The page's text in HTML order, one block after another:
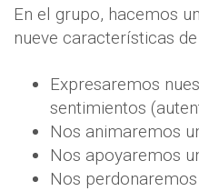
En el grupo, hacemos
nueve características
Expresaremos
sentimientos
Nos animaremos
Nos apoyaremos
Nos